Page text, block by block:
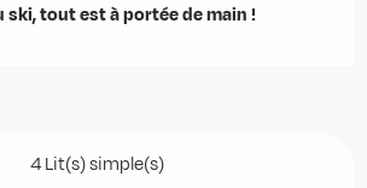
ski, tout est à portée de main !
4 Lit(s) simple(s)